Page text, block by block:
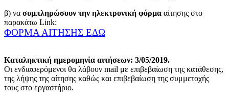
β) να συμπληρώσουν την ηλεκτρονική φόρμα αίτησης στο
παρακάτω Link:
ΦΟΡΜΑ ΑΙΤΗΣΗΣ ΕΔΩ
Καταληκτική ημερομηνία αιτήσεων: 3/05/2019.
Οι ενδιαφερόμενοι θα λάβουν mail με επιβεβαίωση της κατάθεσης,
της λήψης της αίτησης καθώς και επιβεβαίωση της συμμετοχής
τους στο εργαστήριο.